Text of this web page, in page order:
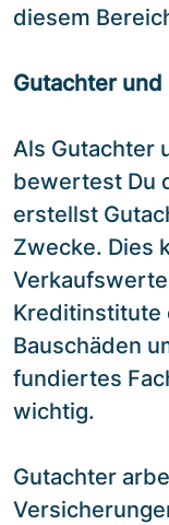
diesem
Gutachter
Als Gutachter
bewertest Du
erstellst
Zwecke. Dies
Kreditinstitute
Bauschäden
fundiertes
wichtig.
Gutachter